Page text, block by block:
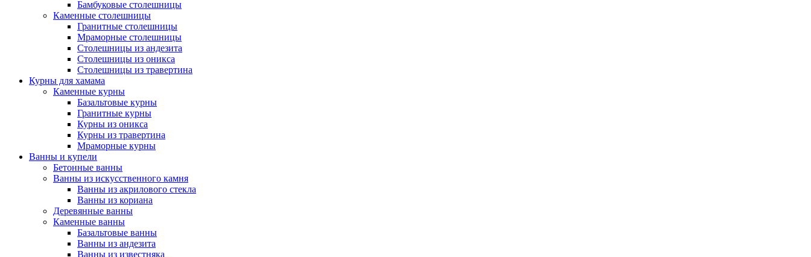
Бамбуковые столешницы
Каменные столешницы
Гранитные столешницы
Мраморные столешницы
Столешницы из андезита
Столешницы из оникса
Столешницы из травертина
Курны для хамама
Каменные курны
Базальтовые курны
Гранитные курны
Курны из оникса
Курны из травертина
Мраморные курны
Ванны и купели
Бетонные ванны
Ванны из искусственного камня
Ванны из акрилового стекла
Ванны из кориана
Деревянные ванны
Каменные ванны
Базальтовые ванны
Ванны из андезита
Ванны из известняка